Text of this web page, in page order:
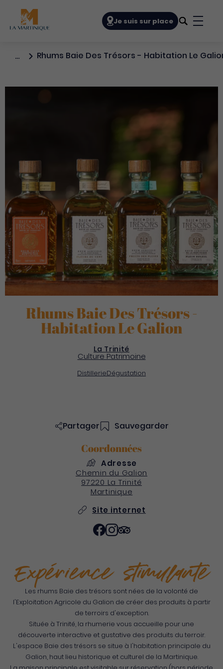
Je suis sur place
… Rhums Baie Des Trésors - Habitation Le
Rhums Baie Des Trésors -
Habitation Le Galion
La Trinité
Culture Patrimoine
DistillerieDégustation
Expérience stimulante
Les rhums Baie des trésors sont nées de la volonté de
l'Exploitation Agricole du Galion de créer des produits à partir
de terroirs d'exception.
Située à Trinité, la rhumerie vous accueille pour une
découverte interactive et gustative des produits du terroir.
L'espace Baie des trésors se situe à l'habitation principale du
Galion, haut lieu historique et culturel de la Martinique.
Partager Sauvegarder
Coordonnées
Adresse
Chemin du Galion
97220 La Trinité
Martinique
Site internet